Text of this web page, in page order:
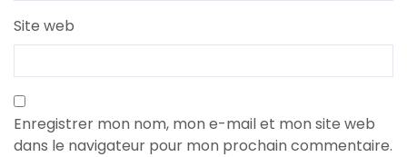
Site web
Enregistrer mon nom, mon e-mail et mon site web
dans le navigateur pour mon prochain commentaire.